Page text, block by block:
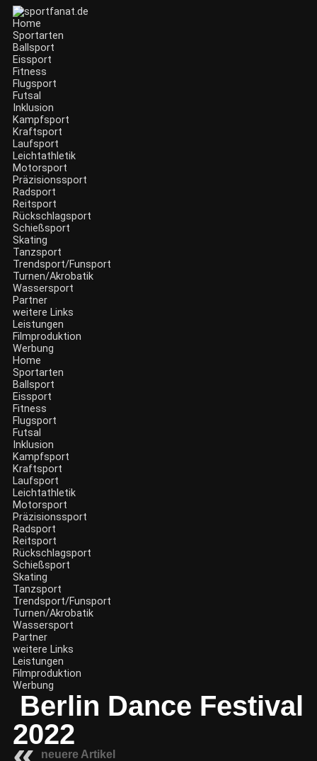
Zum
Inhalt
wechseln
Home
Sportarten
Ballsport
Eissport
Fitness
Flugsport
Futsal
Inklusion
Kampfsport
Kraftsport
Laufsport
Leichtathletik
Motorsport
Präzisionssport
Radsport
Reitsport
Rückschlagsport
Schießsport
Skating
Tanzsport
Trendsport/Funsport
Turnen/Akrobatik
Wassersport
Partner
weitere Links
Leistungen
Filmproduktion
Werbung
Menü
Home
Sportarten
Ballsport
Eissport
Fitness
Flugsport
Futsal
Inklusion
Kampfsport
Kraftsport
Laufsport
Leichtathletik
Motorsport
Präzisionssport
Radsport
Reitsport
Rückschlagsport
Schießsport
Skating
Tanzsport
Trendsport/Funsport
Turnen/Akrobatik
Wassersport
Partner
weitere Links
Leistungen
Filmproduktion
Werbung
Berlin Dance Festival
2022
neuere Artikel